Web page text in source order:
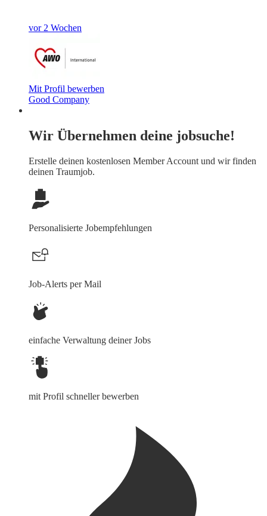
vor 2 Wochen
Mit Profil bewerben
Good Company
Wir Übernehmen deine jobsuche!
Erstelle deinen kostenlosen Member Account und wir finden
deinen Traumjob.
Personalisierte Jobempfehlungen
Job-Alerts per Mail
einfache Verwaltung deiner Jobs
mit Profil schneller bewerben